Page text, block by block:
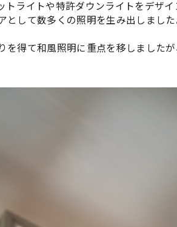
トライトや特許ダウンライトをデザ
として数多くの照明を生み出しました
を得て和風照明に重点を移しました